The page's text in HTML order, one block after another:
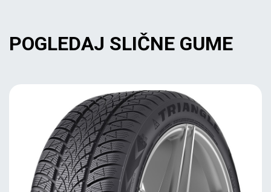
POGLEDAJ SLIČNE GUME